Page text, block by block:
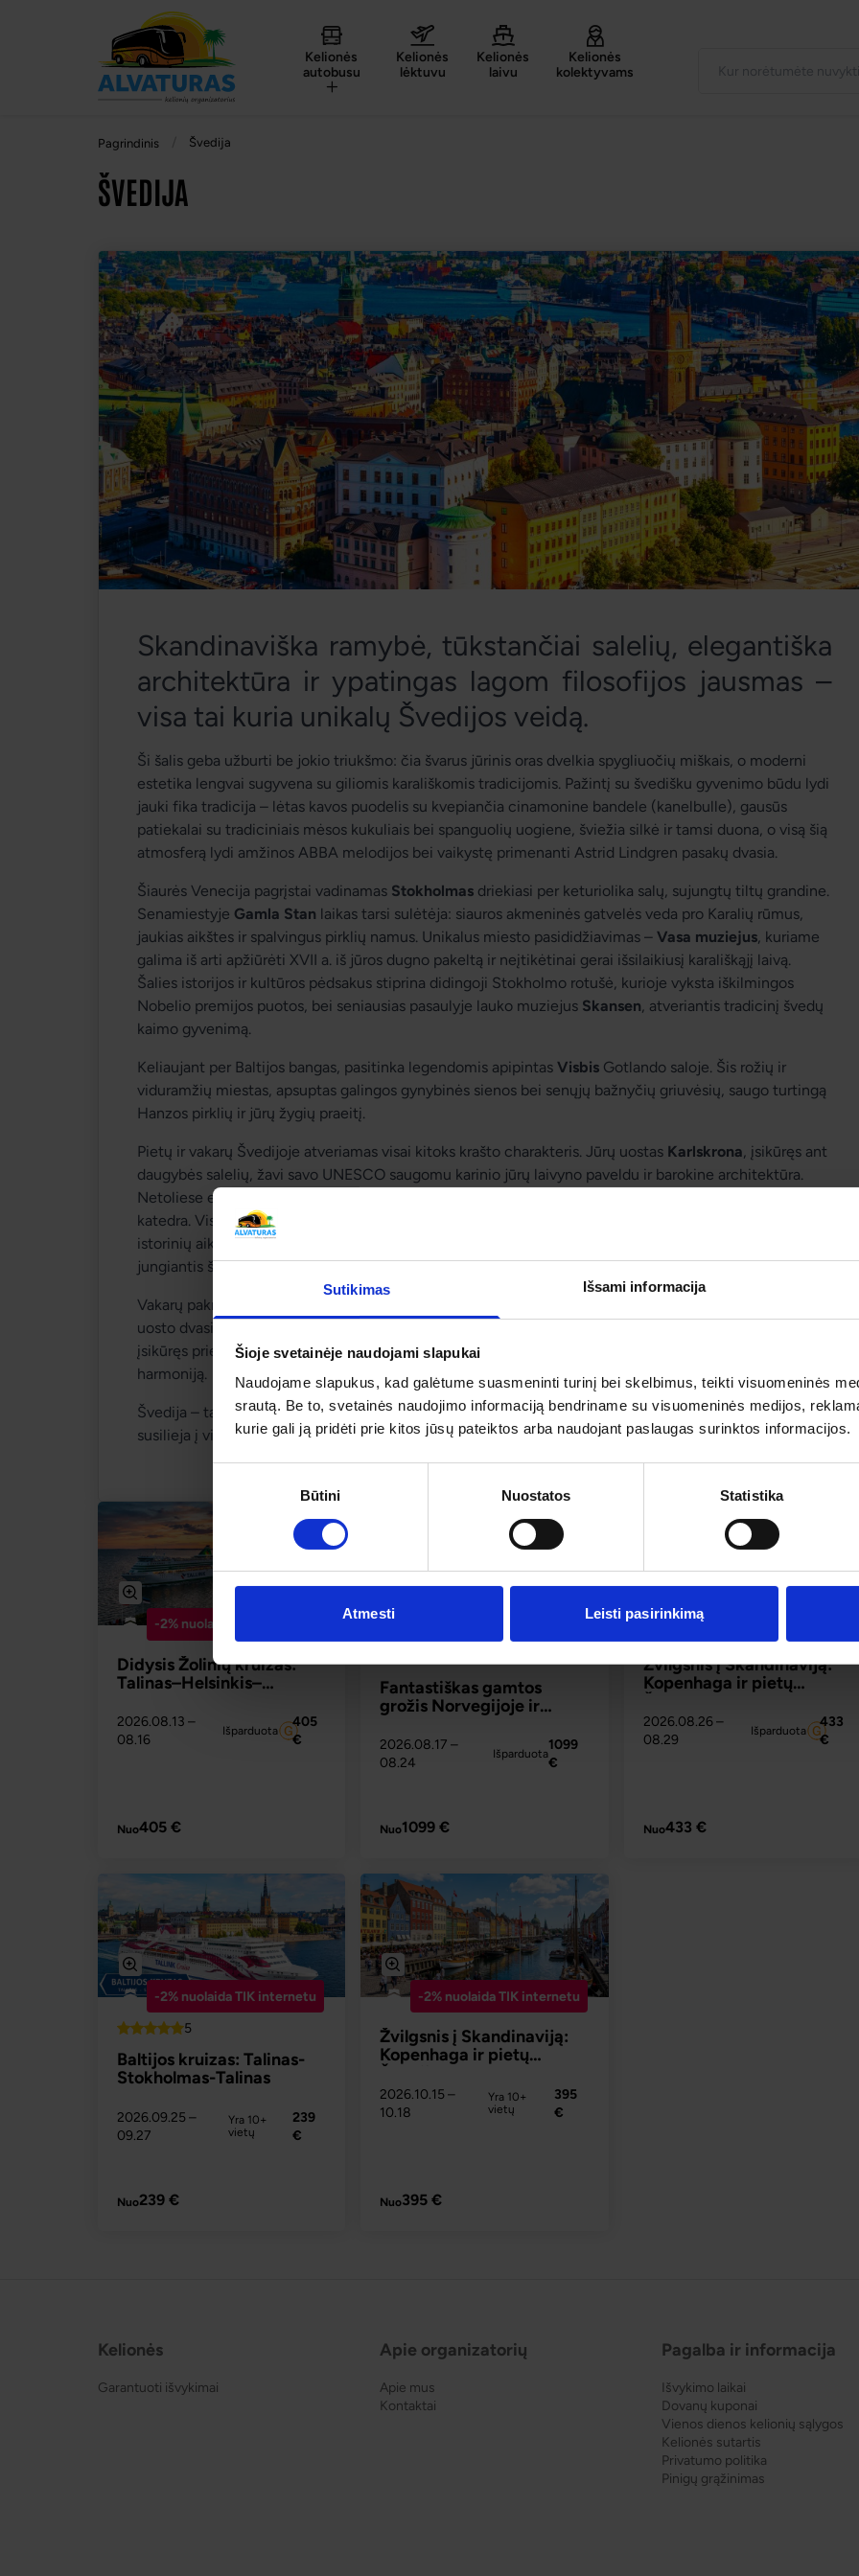
Sutikimas Išsami informacija
Šioje svetainėje naudojami slapukai
Naudojame slapukus, kad galėtume suasmeninti turinį bei skelbimus, teikti visuomeninės
srautą. Be to, svetainės naudojimo informaciją bendriname su visuomeninės medijos,
kurie gali ją pridėti prie kitos jūsų pateiktos arba naudojant paslaugas surinktos informacijos.
Būtini Nuostatos Statistika
Atmesti Leisti pasirinkimą
Kelionės
autobusu
Kelionės
lėktuvu
Kelionės
laivu
Kelionės
kolektyvams
Pagrindinis Švedija
ŠVEDIJA
Skandinaviška ramybė, tūkstančiai salelių, elegantiška
architektūra ir ypatingas lagom filosofijos jausmas –
visa tai kuria unikalų Švedijos veidą.
Ši šalis geba užburti be jokio triukšmo: čia švarus jūrinis oras dvelkia spygliuočių miškais, o moderni
estetika lengvai sugyvena su giliomis karališkomis tradicijomis. Pažintį su švedišku gyvenimo būdu lydi
jauki fika tradicija – lėtas kavos puodelis su kvepiančia cinamonine bandele (kanelbulle), gausūs
patiekalai su tradiciniais mėsos kukuliais bei spanguolių uogiene, šviežia silkė ir tamsi duona, o visą šią
atmosferą lydi amžinos ABBA melodijos bei vaikystę primenanti Astrid Lindgren pasakų dvasia.
Šiaurės Venecija pagrįstai vadinamas Stokholmas driekiasi per keturiolika salų, sujungtų tiltų grandine.
Senamiestyje Gamla Stan laikas tarsi sulėtėja: siauros akmeninės gatvelės veda pro Karalių rūmus,
jaukias aikštes ir spalvingus pirklių namus. Unikalus miesto pasididžiavimas – Vasa muziejus, kuriame
galima iš arti apžiūrėti XVII a. iš jūros dugno pakeltą ir neįtikėtinai gerai išsilaikiusį karališkąjį laivą.
Šalies istorijos ir kultūros pėdsakus stiprina didingoji Stokholmo rotušė, kurioje vyksta iškilmingos
Nobelio premijos puotos, bei seniausias pasaulyje lauko muziejus Skansen, atveriantis tradicinį švedų
kaimo gyvenimą.
Keliaujant per Baltijos bangas, pasitinka legendomis apipintas Visbis Gotlando saloje. Šis rožių ir
viduramžių miestas, apsuptas galingos gynybinės sienos bei senųjų bažnyčių griuvėsių, saugo turtingą
Hanzos pirklių ir jūrų žygių praeitį.
Pietų ir vakarų Švedijoje atveriamas visai kitoks krašto charakteris. Jūrų uostas Karlskrona, įsikūręs ant
daugybės salelių, žavi savo UNESCO saugomu karinio jūrų laivyno paveldu ir barokine architektūra.
Netoliese esantis
katedra. Visai šalia, prie sąsiaurio krantų, iškilusi
istorinių aikščių stiebiasi futuristinis dangoraižis „Turning Torso“, o horizonte matyti galingas tiltas,
jungiantis šalį su kaimynine Danija.
Vakarų pakrantėje gyvybe verda
uosto dvasia ir laisva pakrantės atmosfera. O keliaujant pro šalies vidurį, akis džiugina
įsikūręs prie gilaus ir skaidraus Vättern ežero, kur ramūs vandenys ir šiaurietiški miškai dovanoja visišką
harmoniją.
Švedija – tai kraštas, kuriame jūra, karališkas orumas, šiuolaikinis dizainas ir natūralus gamtos grožis
susilieja į vieną įsimintiną atostogų pasakojimą.
-2% nuolaida TIK internetu
Didysis Žolinių kruizas:
Talinas–Helsinkis–
2026.08.13 –
08.16
Išparduota
405
€
Nuo405 €
Fantastiškas gamtos
grožis Norvegijoje ir
Švediją
2026.08.17–
08.24
Išparduota
1099
€
Nuo1099 €
-2% nuolaida TIK internetu
Žvilgsnis į Skandinaviją:
Kopenhaga ir pietų
Švedija
2026.08.26–
08.29
Išparduota
433
€
Nuo433 €
-2% nuolaida TIK internetu
5
Baltijos kruizas: Talinas-
Stokholmas-Talinas
2026.09.25 –
09.27
Yra 10+
vietų
239
€
Nuo239 €
-2% nuolaida TIK internetu
Žvilgsnis į Skandinaviją:
Kopenhaga ir pietų
Švedija
2026.10.15–
10.18
Yra 10+
vietų
395
€
Nuo395 €
Kelionės
Garantuoti išvykimai
Apie organizatorių
Apie mus
Kontaktai
Pagalba ir informacija
Išvykimo laikai
Dovanų kuponai
Vienos dienos kelionių sąlygos
Kelionės sutartis
Privatumo politika
Pinigų grąžinimas